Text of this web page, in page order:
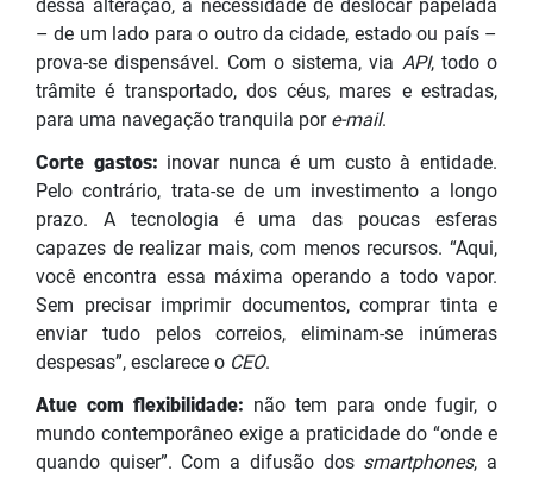
dessa alteração, a necessidade de deslocar papelada
– de um lado para o outro da cidade, estado ou país –
prova-se dispensável. Com o sistema, via API, todo o
trâmite é transportado, dos céus, mares e estradas,
para uma navegação tranquila por e-mail.
Corte gastos: inovar nunca é um custo à entidade.
Pelo contrário, trata-se de um investimento a longo
prazo. A tecnologia é uma das poucas esferas
capazes de realizar mais, com menos recursos. “Aqui,
você encontra essa máxima operando a todo vapor.
Sem precisar imprimir documentos, comprar tinta e
enviar tudo pelos correios, eliminam-se inúmeras
despesas”, esclarece o CEO.
Atue com flexibilidade: não tem para onde fugir, o
mundo contemporâneo exige a praticidade do “onde e
quando quiser”. Com a difusão dos smartphones, a